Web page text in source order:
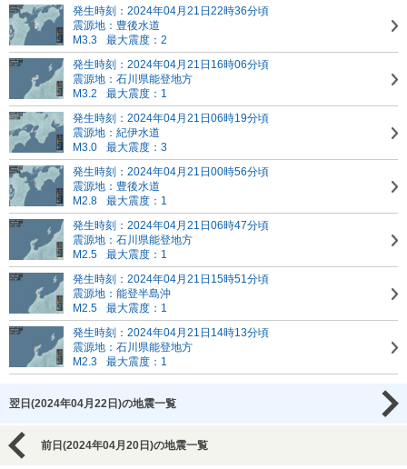
発生時刻：2024年04月21日22時36分頃
震源地：豊後水道
M3.3
最大震度：2
発生時刻：2024年04月21日16時06分頃
震源地：石川県能登地方
M3.2
最大震度：1
発生時刻：2024年04月21日06時19分頃
震源地：紀伊水道
M3.0
最大震度：3
発生時刻：2024年04月21日00時56分頃
震源地：豊後水道
M2.8
最大震度：1
発生時刻：2024年04月21日06時47分頃
震源地：石川県能登地方
M2.5
最大震度：1
発生時刻：2024年04月21日15時51分頃
震源地：能登半島沖
M2.5
最大震度：1
発生時刻：2024年04月21日14時13分頃
震源地：石川県能登地方
M2.3
最大震度：1
翌日(2024年04月22日)の地震一覧
前日(2024年04月20日)の地震一覧